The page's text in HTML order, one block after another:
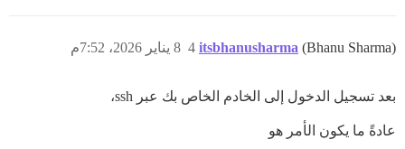
itsbhanusharma (Bhanu Sharma) 8 يناير 2026، 7:52م 4
بعد تسجيل الدخول إلى الخادم الخاص بك عبر ssh،
عادةً ما يكون الأمر هو